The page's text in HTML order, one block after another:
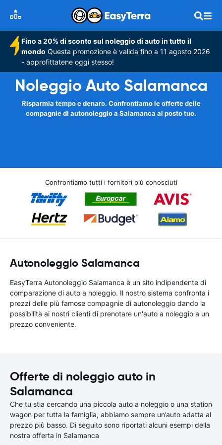
Fino a 20% di sconto sul noleggio di auto in tutto il
mondo Questa promozione è valida fino a 11 agosto 2026
- approfittatene oggi stesso!
Noleggio Auto Salamanca
Risparmia tempo e denaro. Confrontiamo le offerte delle
compagnie di autonoleggio a Salamanca al posto tuo.
Confrontiamo tutti i fornitori più conosciuti
Autonoleggio Salamanca
EasyTerra Autonoleggio Salamanca è un sito indipendente di
comparazione di auto a noleggio. Il nostro sistema confronta i
prezzi delle più famose compagnie di autonoleggio dando la
possibilità ai nostri clienti di prenotare un'auto a noleggio a un
prezzo conveniente.
Offerte di noleggio auto in
Salamanca
Che tu stia cercando una piccola auto a noleggio o una station
wagon per tutta la famiglia, abbiamo sempre un’auto adatta al
prezzo più basso. Di seguito sono riportati alcuni esempi della
nostra offerta in Salamanca